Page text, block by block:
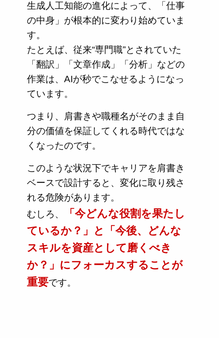
生成人工知能の進化によって、「仕事
の中身」が根本的に変わり始めていま
す。
たとえば、従来“専門職”とされていた
「翻訳」「文章作成」「分析」などの
作業は、AIが秒でこなせるようになっ
ています。
つまり、肩書きや職種名がそのまま自
分の価値を保証してくれる時代ではな
くなったのです。
このような状況下でキャリアを肩書き
ベースで設計すると、変化に取り残さ
れる危険があります。
むしろ、
「今どんな役割を果たし
ているか？」と「今後、どんな
スキルを資産として磨くべき
か？」にフォーカスすることが
重要です。